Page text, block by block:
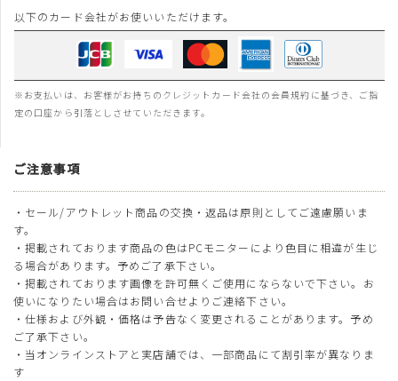
以下のカード会社がお使いいただけます。
※お支払いは、お客様がお持ちのクレジットカード会社の会員規約に基づき、ご指
定の口座から引落としさせていただきます。
ご注意事項
・セール/アウトレット商品の交換・返品は原則としてご遠慮願いま
す。
・掲載されております商品の色はPCモニターにより色目に相違が生じ
る場合があります。予めご了承下さい。
・掲載されております画像を許可無くご使用にならないで下さい。お
使いになりたい場合はお問い合せよりご連絡下さい。
・仕様および外観・価格は予告なく変更されることがあります。予め
ご了承下さい。
・当オンラインストアと実店舗では、一部商品にて割引率が異なりま
す